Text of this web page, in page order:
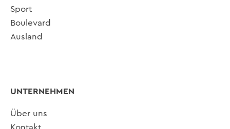
Sport
Boulevard
Ausland
UNTERNEHMEN
Über uns
Kontakt